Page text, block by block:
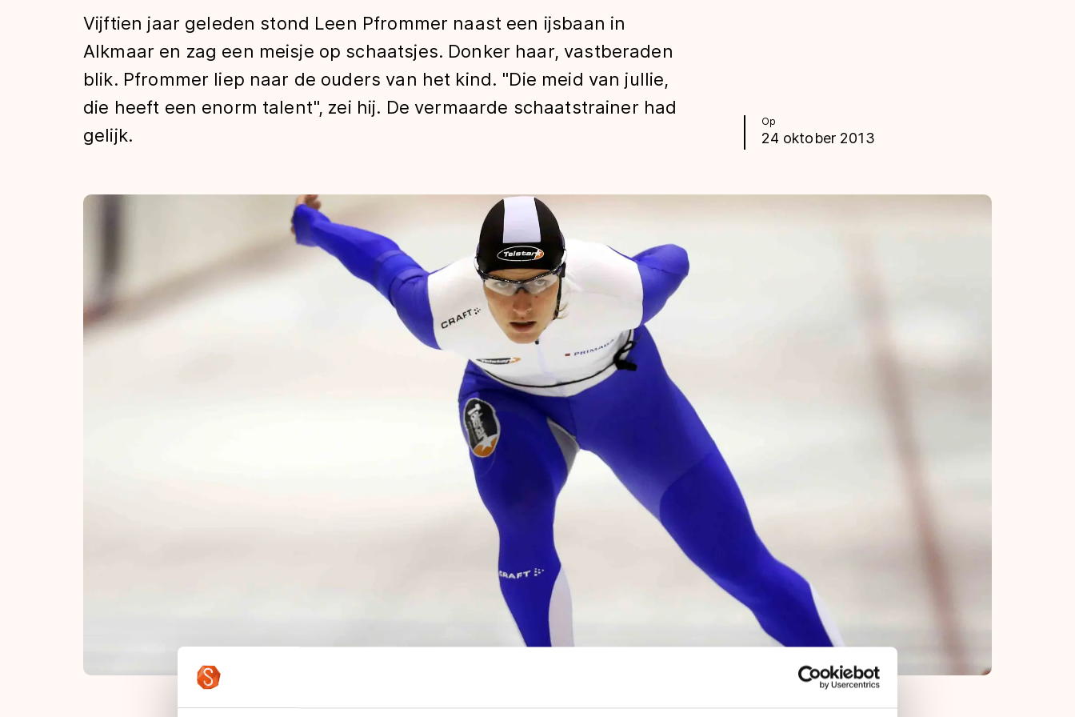
Tijden & historie
De weg op
Schaatsfans
Olympische Spelen
Op
24 oktober 2013
Vijftien jaar geleden stond Leen Pfrommer naast een ijsbaan in
Alkmaar en zag een meisje op schaatsjes. Donker haar, vastberaden
blik. Pfrommer liep naar de ouders van het kind. "Die meid van jullie,
die heeft een enorm talent", zei hij. De vermaarde schaatstrainer had
gelijk.